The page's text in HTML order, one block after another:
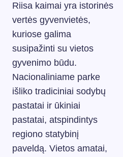
Riisa kaimai yra istorinės
vertės gyvenvietės,
kuriose galima
susipažinti su vietos
gyvenimo būdu.
Nacionaliniame parke
išliko tradiciniai sodybų
pastatai ir ūkiniai
pastatai, atspindintys
regiono statybinį
paveldą. Vietos amatai,